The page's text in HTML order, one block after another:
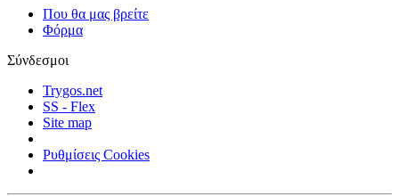
Που θα μας βρείτε
Φόρμα
Σύνδεσμοι
Trygos.net
SS - Flex
Site map
Ρυθμίσεις Cookies